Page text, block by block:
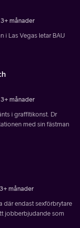
månader
i Las Vegas letar BAU
månader
i graffitikonst. Dr
med sin fästman
månader
där endast sexförbrytare
jobberbjudande som